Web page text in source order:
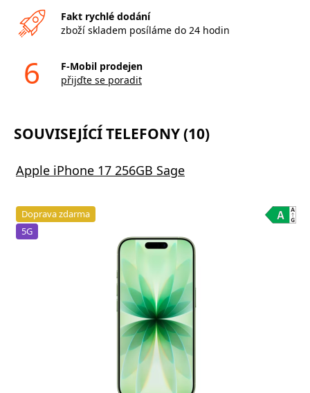
Fakt rychlé dodání
zboží skladem posíláme do 24 hodin
6
F-Mobil prodejen
přijďte se poradit
SOUVISEJÍCÍ TELEFONY (10)
Apple iPhone 17 256GB Sage
Doprava zdarma
5G